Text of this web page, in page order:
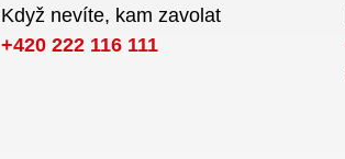
Když nevíte, kam zavolat
+420 222 116 111